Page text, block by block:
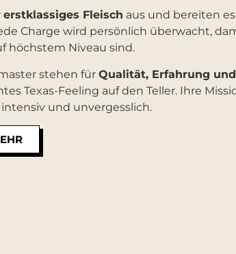
erstklassiges Fleisch aus und bereiten
Charge wird persönlich überwacht,
höchstem Niveau sind.
stehen fürQualität, Erfahrung
Texas-Feeling auf den Teller. Ihre
und unvergesslich.